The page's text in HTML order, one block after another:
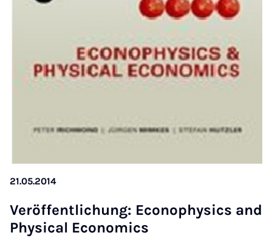
21.05.2014
Ver­öf­fent­lichung: Eco­n­o­phys­ics and
Phys­ic­al Eco­nom­ics